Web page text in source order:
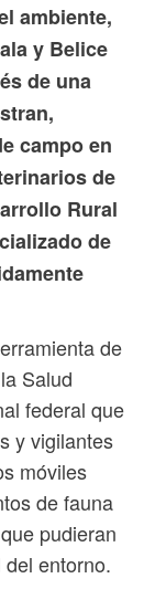
ambiente,
y Belice
de una
campo en
de
Rural
de
de
Salud
federal que
y vigilantes
móviles
de fauna
pudieran
entorno.